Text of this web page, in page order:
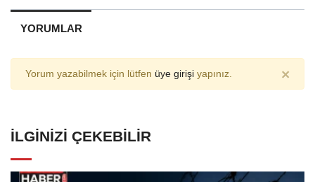
YORUMLAR
Yorum yazabilmek için lütfen üye girişi yapınız. ×
İLGINIZI ÇEKEBILIR